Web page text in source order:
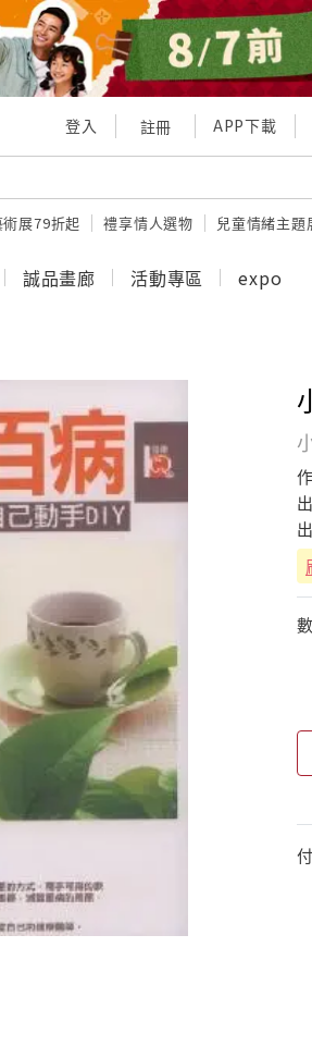
登入 註冊 APP下載
術展79折起 禮享情人選物 兒童情緒主題
誠品畫廊 活動專區 expo
作
出
出